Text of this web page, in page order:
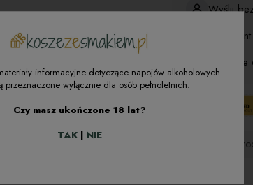
Wyślij
zapytaj o
informacyjne dotyczące napojów alkoholowych.
przeznaczone wyłącznie dla osób pełnoletnich.
Czy masz ukończone 18 lat?
TAK | NIE